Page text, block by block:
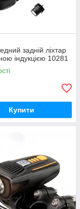
задній ліхтар
індукцією 10281
Купити